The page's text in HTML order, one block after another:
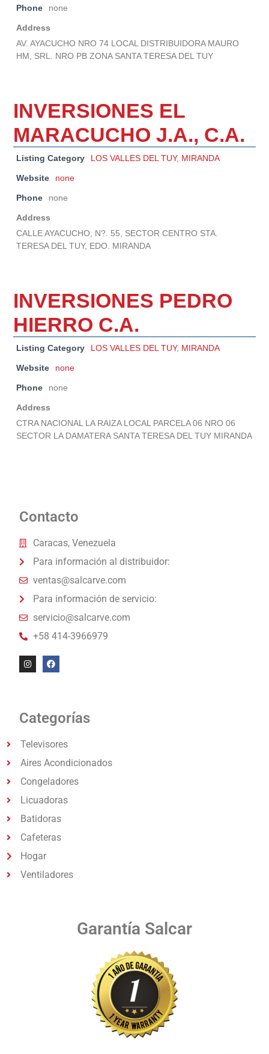
Phone none
Address
AV. AYACUCHO NRO 74 LOCAL DISTRIBUIDORA MAURO
HM, SRL. NRO PB ZONA SANTA TERESA DEL TUY
INVERSIONES EL
MARACUCHO J.A., C.A.
Listing Category LOS VALLES DEL TUY, MIRANDA
Website none
Phone none
Address
CALLE AYACUCHO, N?. 55, SECTOR CENTRO STA.
TERESA DEL TUY, EDO. MIRANDA
INVERSIONES PEDRO
HIERRO C.A.
Listing Category LOS VALLES DEL TUY, MIRANDA
Website none
Phone none
Address
CTRA NACIONAL LA RAIZA LOCAL PARCELA 06 NRO 06
SECTOR LA DAMATERA SANTA TERESA DEL TUY MIRANDA
Contacto
Caracas, Venezuela
Para información al distribuidor:
ventas@salcarve.com
Para información de servicio:
servicio@salcarve.com
+58 414-3966979
Categorías
Televisores
Aires Acondicionados
Congeladores
Licuadoras
Batidoras
Cafeteras
Hogar
Ventiladores
Garantía Salcar